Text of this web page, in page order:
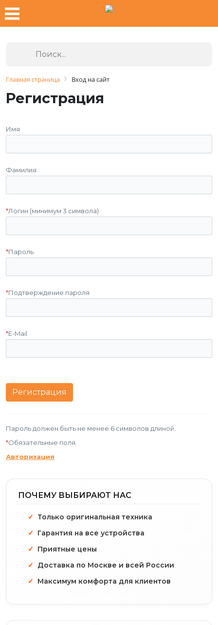
Главная страница Вход на сайт
Регистрация
Имя
Фамилия
*Логин (минимум 3 символа)
*Пароль
*Подтверждение пароля
*E-Mail
Пароль должен быть не менее 6 символов длиной.
*Обязательные поля.
Авторизация
ПОЧЕМУ ВЫБИРАЮТ НАС
Только оригинальная техника
Гарантия на все устройства
Приятные цены
Доставка по Москве и всей России
Максимум комфорта для клиентов